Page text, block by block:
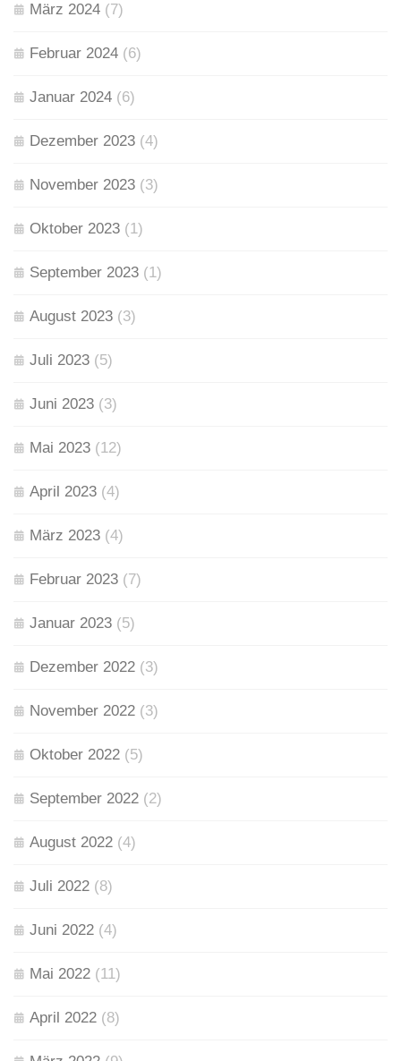
März 2024 (7)
Februar 2024 (6)
Januar 2024 (6)
Dezember 2023 (4)
November 2023 (3)
Oktober 2023 (1)
September 2023 (1)
August 2023 (3)
Juli 2023 (5)
Juni 2023 (3)
Mai 2023 (12)
April 2023 (4)
März 2023 (4)
Februar 2023 (7)
Januar 2023 (5)
Dezember 2022 (3)
November 2022 (3)
Oktober 2022 (5)
September 2022 (2)
August 2022 (4)
Juli 2022 (8)
Juni 2022 (4)
Mai 2022 (11)
April 2022 (8)